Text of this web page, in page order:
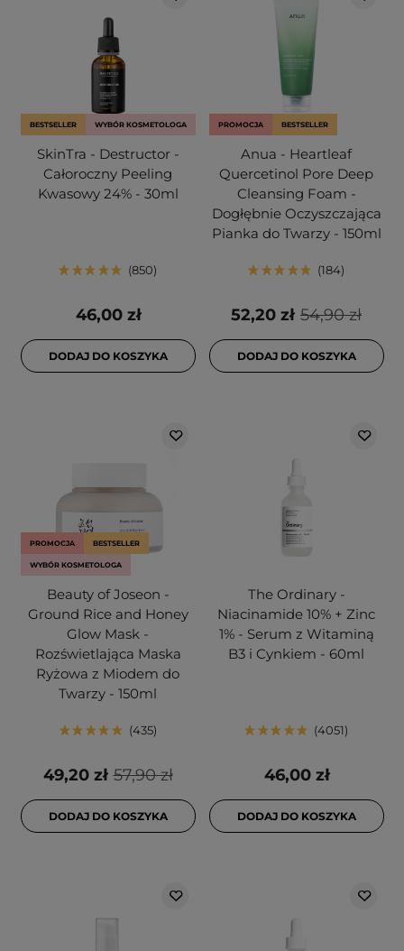
BESTSELLER WYBÓR KOSMETOLOGA
SkinTra - Destructor -
Całoroczny Peeling
Kwasowy 24% - 30ml
850
46,00 zł
DODAJ DO KOSZYKA
PROMOCJA BESTSELLER
Anua - Heartleaf
Quercetinol Pore Deep
Cleansing Foam -
Dogłębnie Oczyszczająca
Pianka do Twarzy - 150ml
184
54,90 zł
52,20 zł
DODAJ DO KOSZYKA
PROMOCJA BESTSELLER
WYBÓR KOSMETOLOGA
Beauty of Joseon -
Ground Rice and Honey
Glow Mask -
Rozświetlająca Maska
Ryżowa z Miodem do
Twarzy - 150ml
435
57,90 zł
49,20 zł
DODAJ DO KOSZYKA
The Ordinary -
Niacinamide 10% + Zinc
1% - Serum z Witaminą
B3 i Cynkiem - 60ml
4051
46,00 zł
DODAJ DO KOSZYKA